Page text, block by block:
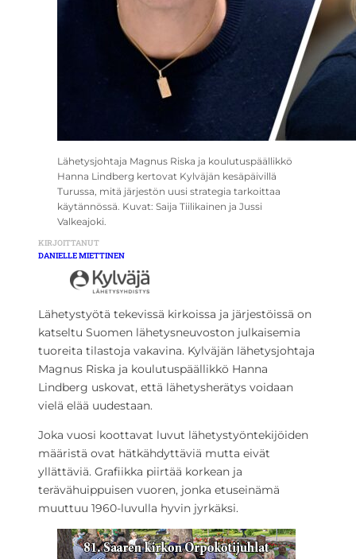
Lähetysjohtaja Magnus Riska ja koulutuspäällikkö
Hanna Lindberg kertovat Kylväjän kesäpäivillä
Turussa, mitä järjestön uusi strategia tarkoittaa
käytännössä. Kuvat: Saija Tiilikainen ja Jussi
Valkeajoki.
KIRJOITTANUT
DANIELLE MIETTINEN
Lähetystyötä tekevissä kirkoissa ja järjestöissä on
katseltu Suomen lähetysneuvoston julkaisemia
tuoreita tilastoja vakavina. Kylväjän lähetysjohtaja
Magnus Riska ja koulutuspäällikkö Hanna
Lindberg uskovat, että lähetysherätys voidaan
vielä elää uudestaan.
Joka vuosi koottavat luvut lähetystyöntekijöiden
määristä ovat hätkähdyttäviä mutta eivät
yllättäviä. Grafiikka piirtää korkean ja
terävähuippuisen vuoren, jonka etuseinämä
muuttuu 1960-luvulla hyvin jyrkäksi.